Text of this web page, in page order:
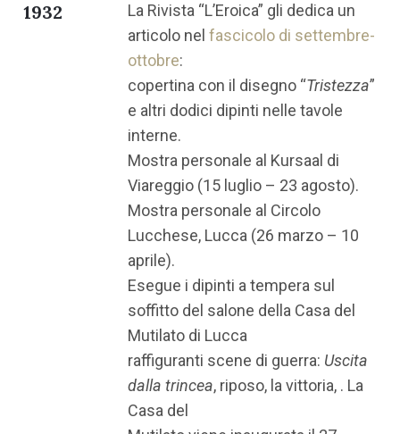
1932
La Rivista “L’Eroica” gli dedica un
articolo nel fascicolo di settembre-
ottobre:
copertina con il disegno “Tristezza”
e altri dodici dipinti nelle tavole
interne.
Mostra personale al Kursaal di
Viareggio (15 luglio – 23 agosto).
Mostra personale al Circolo
Lucchese, Lucca (26 marzo – 10
aprile).
Esegue i dipinti a tempera sul
soffitto del salone della Casa del
Mutilato di Lucca
raffiguranti scene di guerra: Uscita
dalla trincea, riposo, la vittoria, . La
Casa del